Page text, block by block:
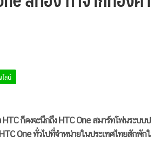
ลน์
HTC ก็คงจะนึกถึง HTC One สมาร์ทโฟนระบ
One ทั่วไปที่จำหน่ายในประเทศไทยสักพั